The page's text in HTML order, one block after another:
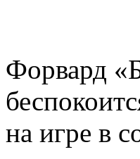
Форвард
на игре в